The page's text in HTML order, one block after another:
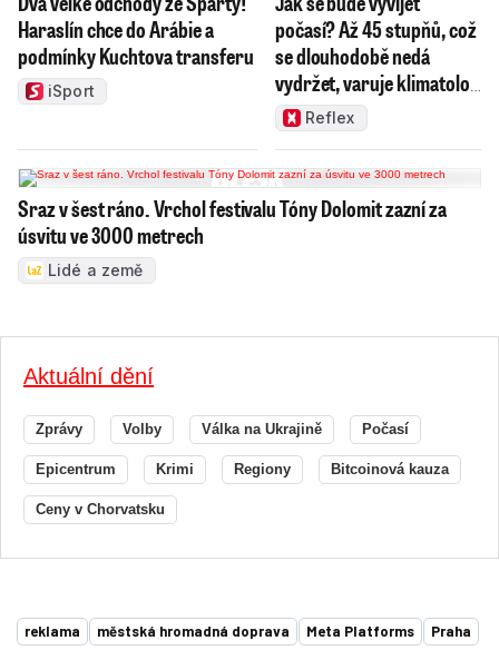
Haraslín chce do Arábie a
podmínky Kuchtova transferu
iSport
počasí? Až 45 stupňů, což
se dlouhodobě nedá
vydržet, varuje klimatolog
Radim Tolasz
Reflex
Sraz v šest ráno. Vrchol festivalu Tóny Dolomit zazní za
úsvitu ve 3000 metrech
Lidé a země
Aktuální dění
Zprávy Volby Válka na Ukrajině Počasí
Epicentrum Krimi Regiony Bitcoinová kauza
Ceny v Chorvatsku
reklama městská hromadná doprava Meta Platforms Praha